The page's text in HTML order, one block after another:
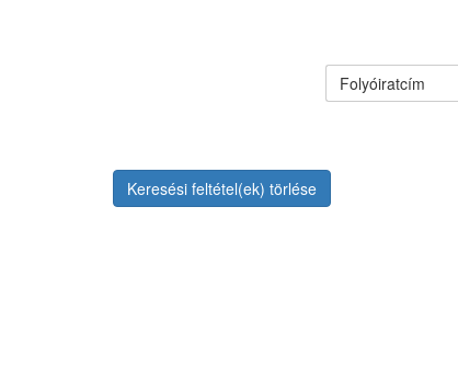
Folyóiratcím
Keresési feltétel(ek) törlése